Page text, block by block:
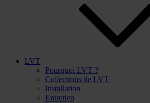
LVT
Pourquoi LVT ?
Collections de LVT
Installation
Entretien